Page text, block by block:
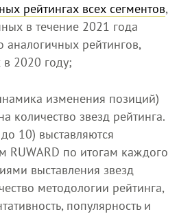
рейтингах всех сегментов,
в течение 2021 года
аналогичных рейтингов,
2020 году;
изменения позиций)
количество звезд рейтинга.
10) выставляются
RUWARD по итогам каждого
выставления звезд
методологии рейтинга,
популярность и